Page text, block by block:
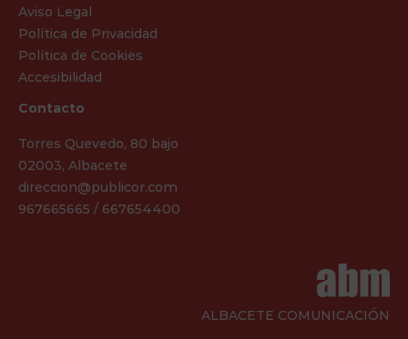
Aviso Legal
Política de Privacidad
Política de Cookies
Accesibilidad
Contacto
Torres Quevedo, 80 bajo
02003, Albacete
direccion@publicor.com
967665665 / 667654400
ALBACETE COMUNICACIÓN